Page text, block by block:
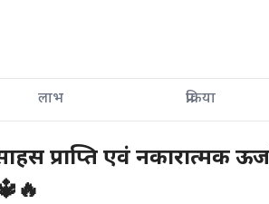
लाभ प्रक्रिया
प्राप्ति एवं नकारात्मक